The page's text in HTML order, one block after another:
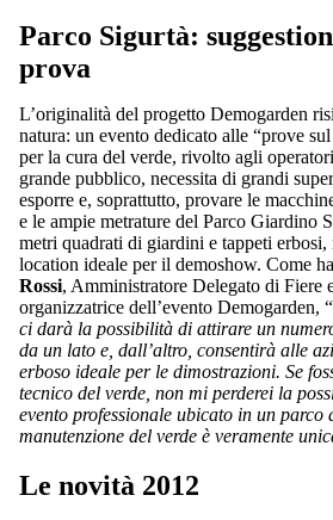
Parco Sigurtà:
prova
L’originalità del progetto Demogarden
natura: un evento dedicato alle “prove
per la cura del verde, rivolto agli
grande pubblico, necessita di grandi
esporre e, soprattutto, provare le
e le ampie metrature del Parco Giardino
metri quadrati di giardini e tappeti erbosi,
location ideale per il demoshow. Come
Rossi, Amministratore Delegato di Fiere
organizzatrice dell’evento Demogarden, “
ci darà la possibilità di attirare un
da un lato e, dall’altro, consentirà alle
erboso ideale per le dimostrazioni. Se
tecnico del verde, non mi perderei la
evento professionale ubicato in un parco
manutenzione del verde è veramente
Le novità 2012